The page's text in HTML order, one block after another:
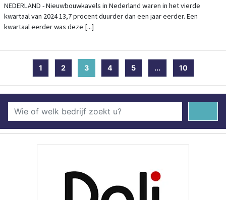
NEDERLAND - Nieuwbouwkavels in Nederland waren in het vierde
kwartaal van 2024 13,7 procent duurder dan een jaar eerder. Een
kwartaal eerder was deze [...]
1 2 3(current)
4 5 ... 10